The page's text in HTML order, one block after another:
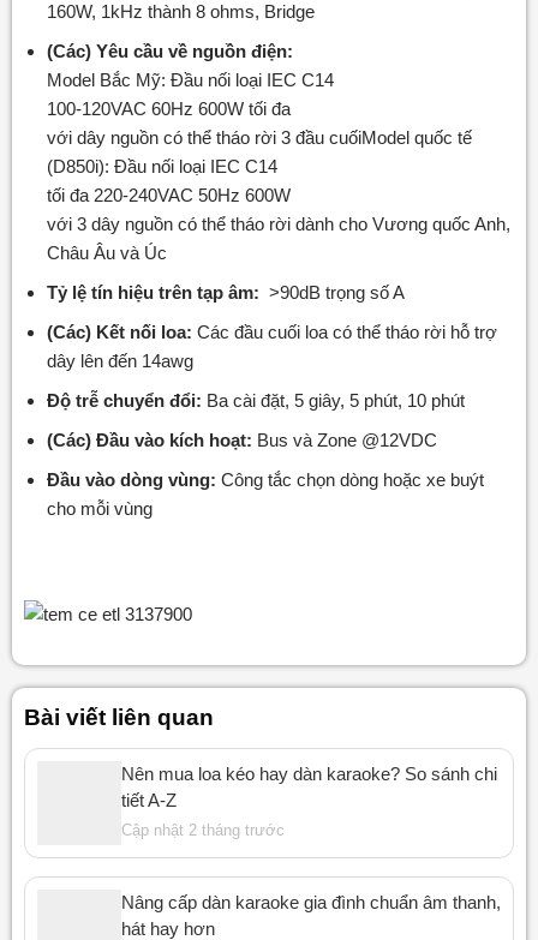
160W, 1kHz thành 8 ohms, Bridge
(Các) Yêu cầu về nguồn điện:
Model Bắc Mỹ: Đầu nối loại IEC C14
100-120VAC 60Hz 600W tối đa
với dây nguồn có thể tháo rời 3 đầu cuốiModel quốc tế
(D850i): Đầu nối loại IEC C14
tối đa 220-240VAC 50Hz 600W
với 3 dây nguồn có thể tháo rời dành cho Vương quốc Anh,
Châu Âu và Úc
Tỷ lệ tín hiệu trên tạp âm: >90dB trọng số A
(Các) Kết nối loa: Các đầu cuối loa có thể tháo rời hỗ trợ
dây lên đến 14awg
Độ trễ chuyển đổi: Ba cài đặt, 5 giây, 5 phút, 10 phút
(Các) Đầu vào kích hoạt: Bus và Zone @12VDC
Đầu vào dòng vùng: Công tắc chọn dòng hoặc xe buýt
cho mỗi vùng
Bài viết liên quan
Nên mua loa kéo hay dàn karaoke? So sánh chi
tiết A-Z
Cập nhật 2 tháng trước
Nâng cấp dàn karaoke gia đình chuẩn âm thanh,
hát hay hơn